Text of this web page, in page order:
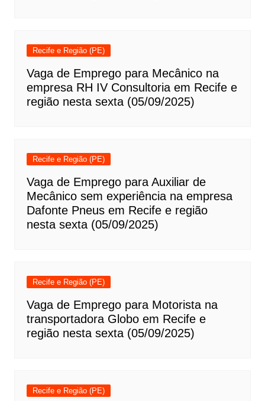
Recife e Região (PE)
Vaga de Emprego para Mecânico na
empresa RH IV Consultoria em Recife e
região nesta sexta (05/09/2025)
Recife e Região (PE)
Vaga de Emprego para Auxiliar de
Mecânico sem experiência na empresa
Dafonte Pneus em Recife e região
nesta sexta (05/09/2025)
Recife e Região (PE)
Vaga de Emprego para Motorista na
transportadora Globo em Recife e
região nesta sexta (05/09/2025)
Recife e Região (PE)